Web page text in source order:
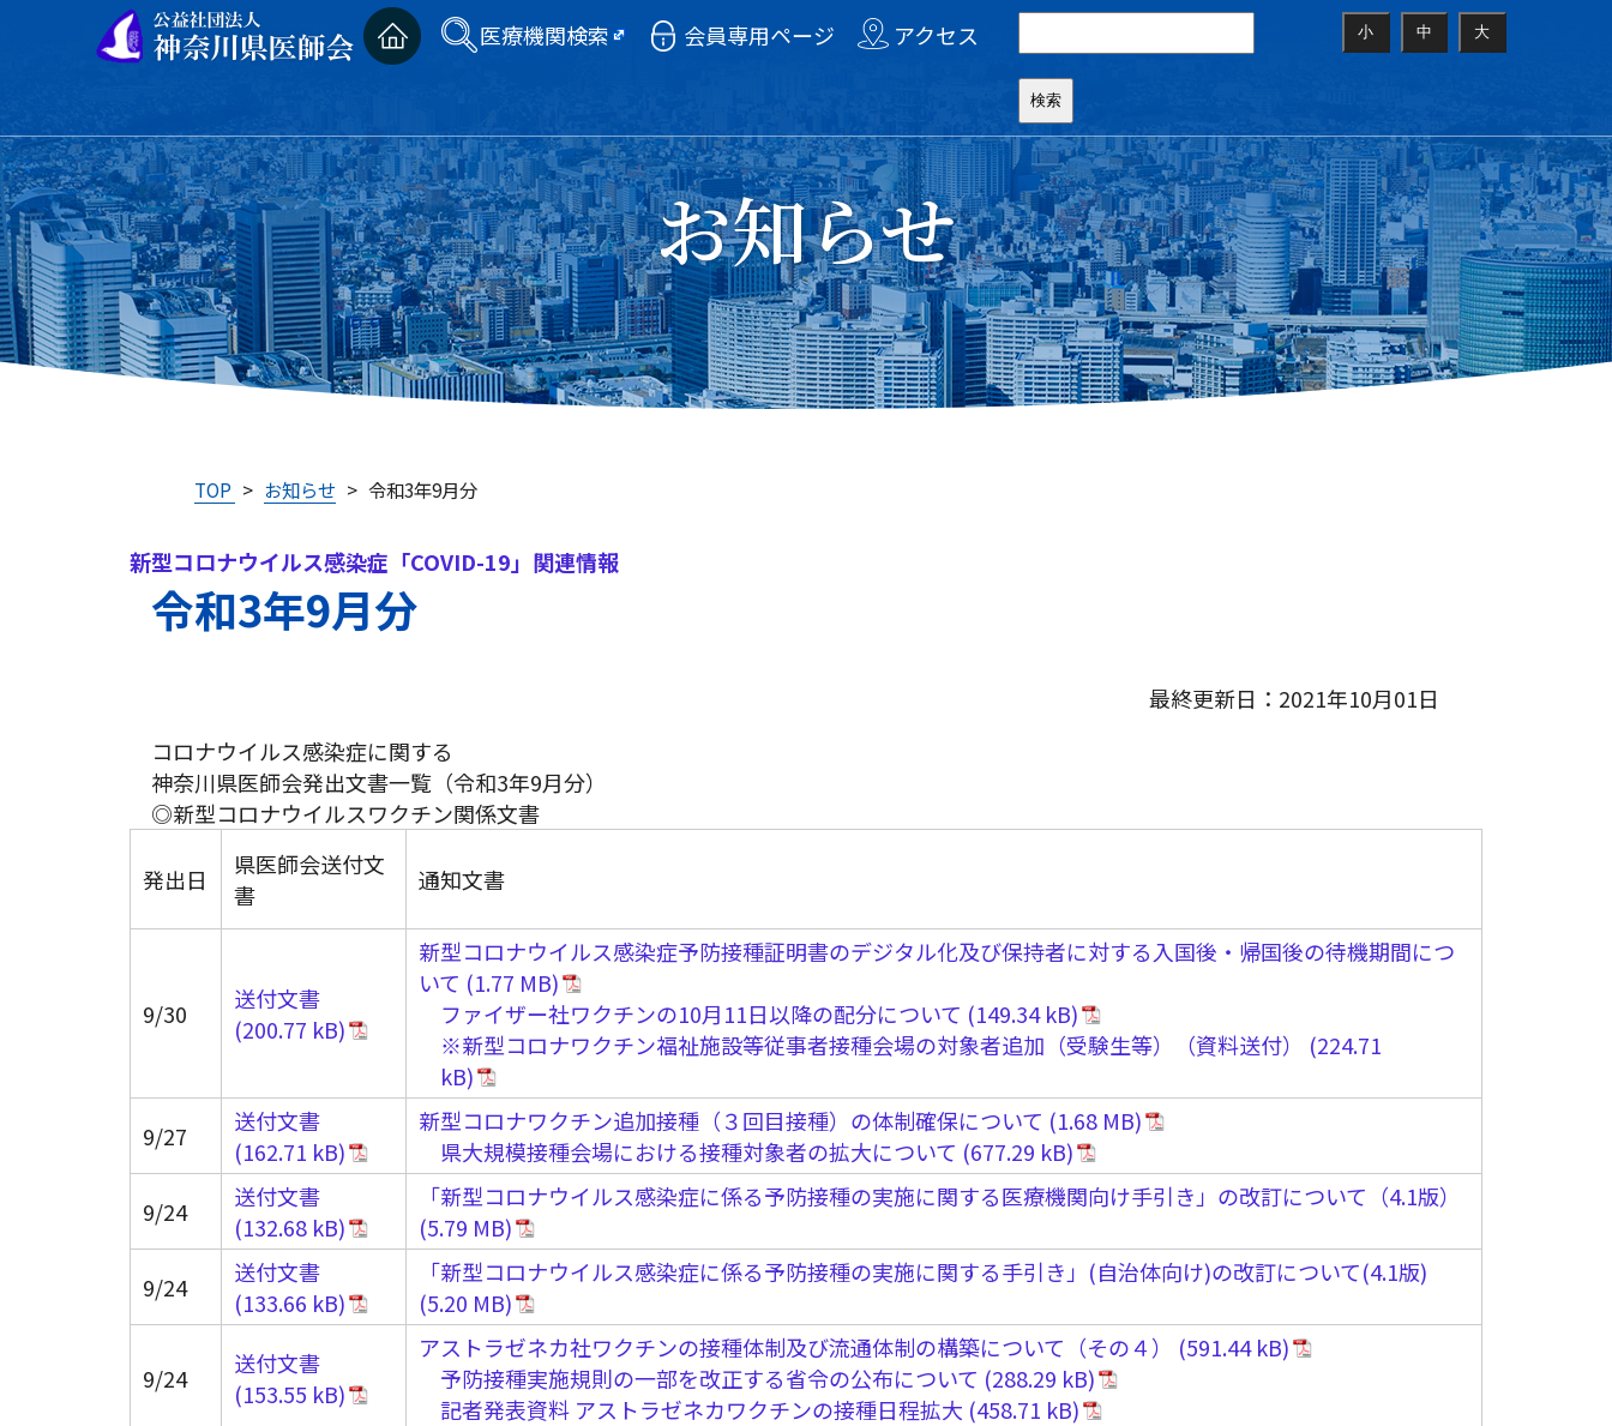
医療機関検索 会員専用ページ アクセス
お知らせ
TOP > お知らせ > 令和3年9月分
新型コロナウイルス感染症「COVID-19」関連情報
令和3年9月分
最終更新日：2021年10月01日
コロナウイルス感染症に関する
神奈川県医師会発出文書一覧（令和3年9月分）
◎新型コロナウイルスワクチン関係文書
発出日
県医師会送付文
書
通知文書
9/30 送付文書
新型コロナウイルス感染症予防接種証明書のデジタル化及び保持者に対する入国後・帰国後の待機期間につ
いて
ファイザー社ワクチンの10月11日以降の配分について
※新型コロナワクチン福祉施設等従事者接種会場の対象者追加（受験生等）（資料送付）
9/27 送付文書
新型コロナワクチン追加接種（３回目接種）の体制確保について
県大規模接種会場における接種対象者の拡大について
9/24
送付文書 「新型コロナウイルス感染症に係る予防接種の実施に関する医療機関向け手引き」の改訂について（4.1版）
9/24 送付文書 「新型コロナウイルス感染症に係る予防接種の実施に関する手引き」(自治体向け)の改訂について(4.1版)
9/24 送付文書
アストラゼネカ社ワクチンの接種体制及び流通体制の構築について（その４）
予防接種実施規則の一部を改正する省令の公布について
記者発表資料 アストラゼネカワクチンの接種日程拡大